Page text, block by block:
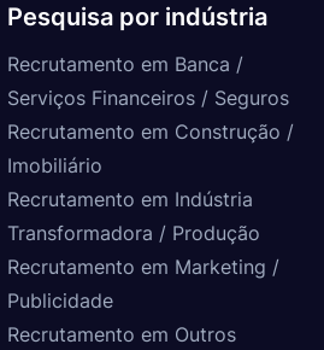
Pesquisa por indústria
Recrutamento em Banca /
Serviços Financeiros / Seguros
Recrutamento em Construção /
Imobiliário
Recrutamento em Indústria
Transformadora / Produção
Recrutamento em Marketing /
Publicidade
Recrutamento em Outros